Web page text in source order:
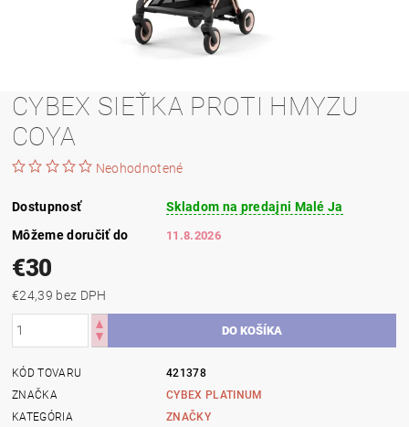
CYBEX SIEŤKA PROTI HMYZU
COYA
Neohodnotené
Dostupnosť
Skladom na predajni Malé Ja
Môžeme doručiť do
11.8.2026
€30
€24,39 bez DPH
KÓD TOVARU
421378
ZNAČKA
KATEGÓRIA
ZNAČKY